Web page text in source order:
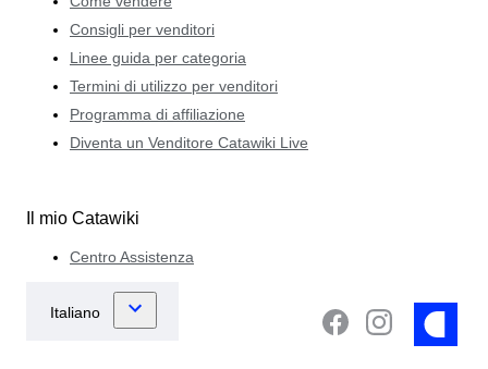
Consigli per venditori
Linee guida per categoria
Termini di utilizzo per venditori
Programma di affiliazione
Diventa un Venditore Catawiki Live
Il mio Catawiki
Centro Assistenza